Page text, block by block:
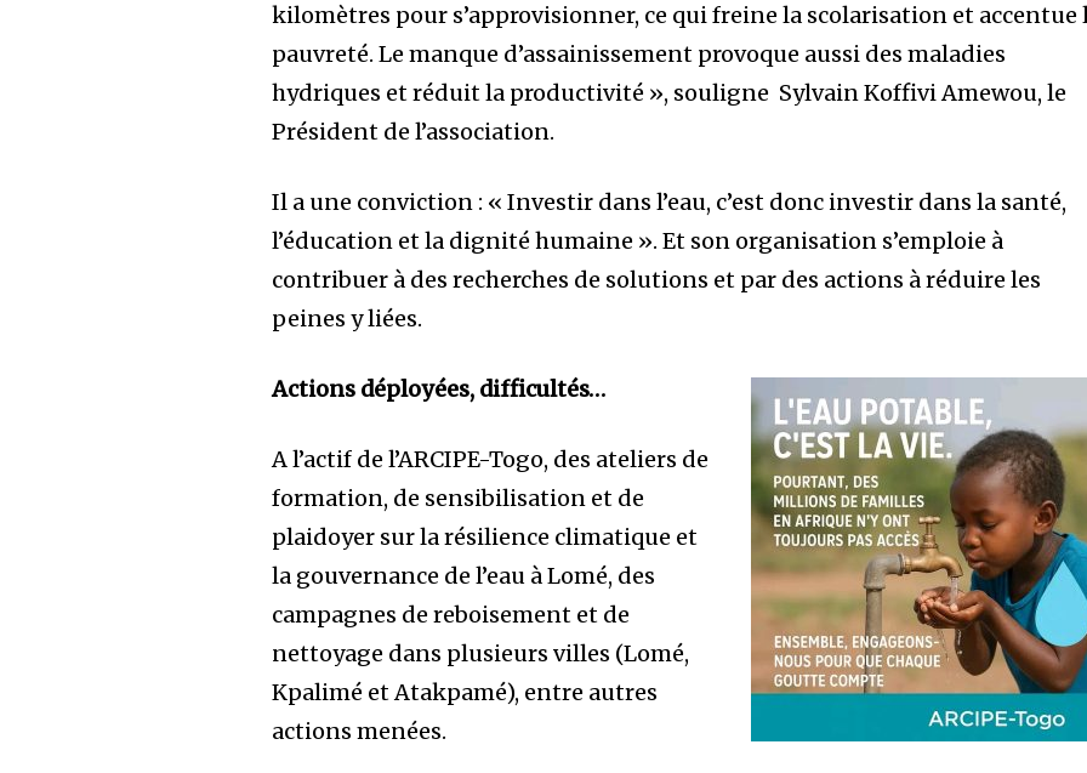
kilomètres pour s’approvisionner, ce qui freine la scolarisation et accentue
pauvreté. Le manque d’assainissement provoque aussi des maladies
hydriques et réduit la productivité », souligne Sylvain Koffivi Amewou, le
Président de l’association.
Il a une conviction : « Investir dans l’eau, c’est donc investir dans la santé,
l’éducation et la dignité humaine ». Et son organisation s’emploie à
contribuer à des recherches de solutions et par des actions à réduire les
peines y liées.
Actions déployées, difficultés…
A l’actif de l’ARCIPE-Togo, des ateliers de
formation, de sensibilisation et de
plaidoyer sur la résilience climatique et
la gouvernance de l’eau à Lomé, des
campagnes de reboisement et de
nettoyage dans plusieurs villes (Lomé,
Kpalimé et Atakpamé), entre autres
actions menées.